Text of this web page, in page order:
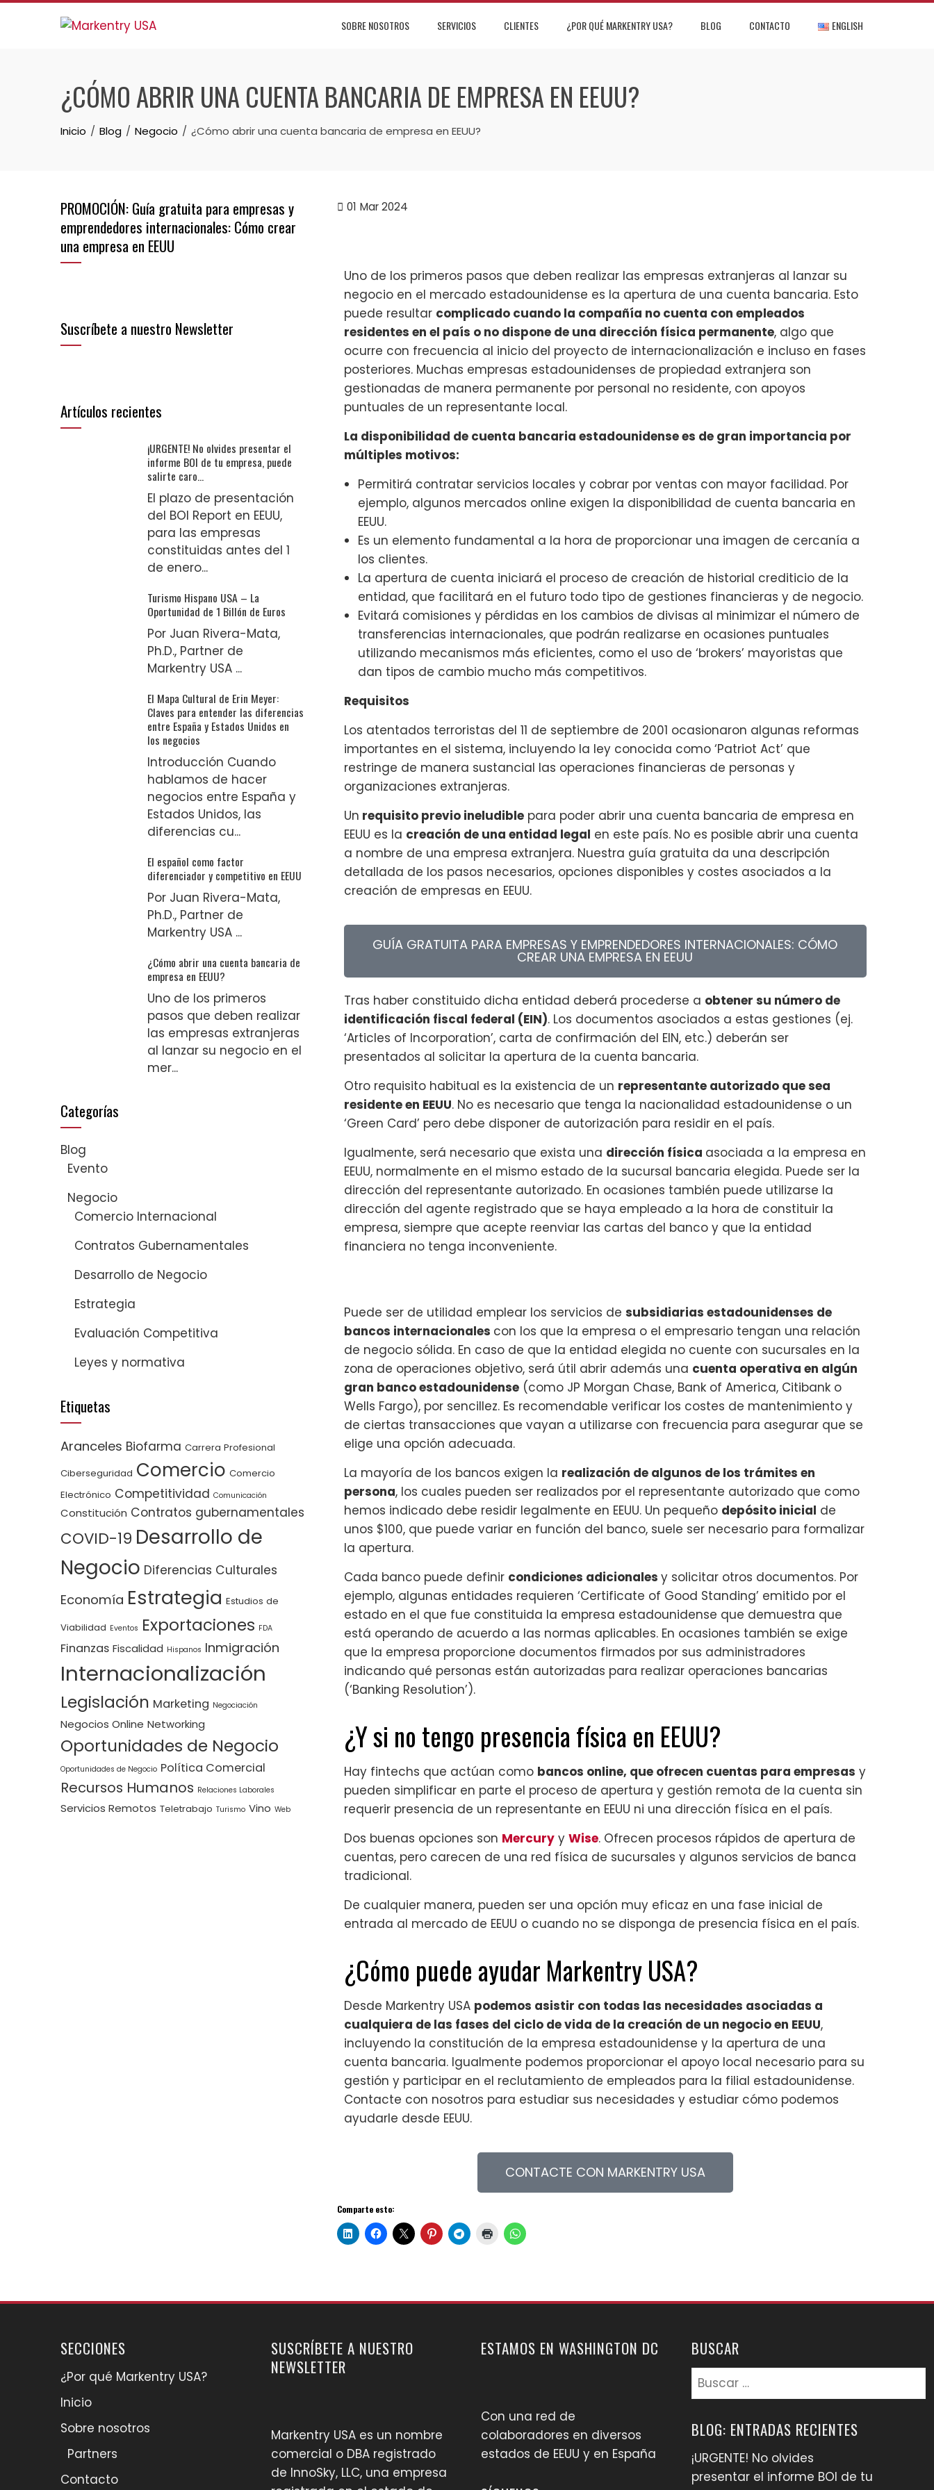
SOBRE NOSOTROS SERVICIOS CLIENTES ¿POR QUÉ MARKENTRY USA? BLOG CONTACTO ENGLISH
¿CÓMO ABRIR UNA CUENTA BANCARIA DE EMPRESA EN EEUU?
Inicio Blog Negocio ¿Cómo abrir una cuenta bancaria de empresa en EEUU?
01 Mar 2024
Uno de los primeros pasos que deben realizar las empresas extranjeras al lanzar su
negocio en el mercado estadounidense es la apertura de una cuenta bancaria. Esto
puede resultar complicado cuando la compañía no cuenta con empleados
residentes en el país o no dispone de una dirección física permanente, algo que
ocurre con frecuencia al inicio del proyecto de internacionalización e incluso en fases
posteriores. Muchas empresas estadounidenses de propiedad extranjera son
gestionadas de manera permanente por personal no residente, con apoyos
puntuales de un representante local.
La disponibilidad de cuenta bancaria estadounidense es de gran importancia por
múltiples motivos:
Permitirá contratar servicios locales y cobrar por ventas con mayor facilidad. Por
ejemplo, algunos mercados online exigen la disponibilidad de cuenta bancaria en
EEUU.
Es un elemento fundamental a la hora de proporcionar una imagen de cercanía a
los clientes.
La apertura de cuenta iniciará el proceso de creación de historial crediticio de la
entidad, que facilitará en el futuro todo tipo de gestiones financieras y de negocio.
Evitará comisiones y pérdidas en los cambios de divisas al minimizar el número de
transferencias internacionales, que podrán realizarse en ocasiones puntuales
utilizando mecanismos más eficientes, como el uso de ‘brokers’ mayoristas que
dan tipos de cambio mucho más competitivos.
Requisitos
Los atentados terroristas del 11 de septiembre de 2001 ocasionaron algunas reformas
importantes en el sistema, incluyendo la ley conocida como ‘Patriot Act’ que
restringe de manera sustancial las operaciones financieras de personas y
organizaciones extranjeras.
Un requisito previo ineludiblepara poder abrir una cuenta bancaria de empresa en
EEUU es la creación de una entidad legal en este país. No es posible abrir una cuenta
a nombre de una empresa extranjera. Nuestra guía gratuita da una descripción
detallada de los pasos necesarios, opciones disponibles y costes asociados a la
creación de empresas en EEUU.
GUÍA GRATUITA PARA EMPRESAS Y EMPRENDEDORES INTERNACIONALES: CÓMO
CREAR UNA EMPRESA EN EEUU
Tras haber constituido dicha entidad deberá procederse a obtener su número de
identificación fiscal federal (EIN). Los documentos asociados a estas gestiones (ej.
‘Articles of Incorporation’, carta de confirmación del EIN, etc.) deberán ser
presentados al solicitar la apertura de la cuenta bancaria.
Otro requisito habitual es la existencia de un representante autorizado que sea
residente en EEUU. No es necesario que tenga la nacionalidad estadounidense o un
‘Green Card’ pero debe disponer de autorización para residir en el país.
Igualmente, será necesario que exista una dirección física asociada a la empresa en
EEUU, normalmente en el mismo estado de la sucursal bancaria elegida. Puede ser la
dirección del representante autorizado. En ocasiones también puede utilizarse la
dirección del agente registrado que se haya empleado a la hora de constituir la
empresa, siempre que acepte reenviar las cartas del banco y que la entidad
financiera no tenga inconveniente.
Puede ser de utilidad emplear los servicios de subsidiarias estadounidenses de
bancos internacionales con los que la empresa o el empresario tengan una relación
de negocio sólida. En caso de que la entidad elegida no cuente con sucursales en la
zona de operaciones objetivo, será útil abrir además una cuenta operativa en algún
gran banco estadounidense(como JP Morgan Chase, Bank of America, Citibank o
Wells Fargo), por sencillez. Es recomendable verificar los costes de mantenimiento y
de ciertas transacciones que vayan a utilizarse con frecuencia para asegurar que se
elige una opción adecuada.
La mayoría de los bancos exigen la realización de algunos de los trámites en
persona, los cuales pueden ser realizados por el representante autorizado que como
hemos indicado debe residir legalmente en EEUU. Un pequeño depósito inicial de
unos $100, que puede variar en función del banco, suele ser necesario para formalizar
la apertura.
Cada banco puede definir condiciones adicionales y solicitar otros documentos. Por
ejemplo, algunas entidades requieren ‘Certificate of Good Standing’ emitido por el
estado en el que fue constituida la empresa estadounidense que demuestra que
está operando de acuerdo a las normas aplicables. En ocasiones también se exige
que la empresa proporcione documentos firmados por sus administradores
indicando qué personas están autorizadas para realizar operaciones bancarias
(‘Banking Resolution’).
¿Y si no tengo presencia física en EEUU?
Hay fintechs que actúan como bancos online, que ofrecen cuentas para empresas y
pueden simplificar en parte el proceso de apertura y gestión remota de la cuenta sin
requerir presencia de un representante en EEUU ni una dirección física en el país.
Dos buenas opciones son Mercuryy Wise. Ofrecen procesos rápidos de apertura de
cuentas, pero carecen de una red física de sucursales y algunos servicios de banca
tradicional.
De cualquier manera, pueden ser una opción muy eficaz en una fase inicial de
entrada al mercado de EEUU o cuando no se disponga de presencia física en el país.
¿Cómo puede ayudar Markentry USA?
Desde Markentry USA podemos asistir con todas las necesidades asociadas a
cualquiera de las fases del ciclo de vida de la creación de un negocio en EEUU,
incluyendo la constitución de la empresa estadounidense y la apertura de una
cuenta bancaria. Igualmente podemos proporcionar el apoyo local necesario para su
gestión y participar en el reclutamiento de empleados para la filial estadounidense.
Contacte con nosotros para estudiar sus necesidades y estudiar cómo podemos
ayudarle desde EEUU.
CONTACTE CON MARKENTRY USA
Comparte esto:
PROMOCIÓN: Guía gratuita para empresas y
emprendedores internacionales: Cómo crear
una empresa en EEUU
Suscríbete a nuestro Newsletter
Artículos recientes
¡URGENTE! No olvides presentar el
informe BOI de tu empresa, puede
salirte caro…
El plazo de presentación
del BOI Report en EEUU,
para las empresas
constituidas antes del 1
de enero...
Turismo Hispano USA – La
Oportunidad de 1 Billón de Euros
Por Juan Rivera-Mata,
Ph.D., Partner de
Markentry USA ...
El Mapa Cultural de Erin Meyer:
Claves para entender las diferencias
entre España y Estados Unidos en
los negocios
Introducción Cuando
hablamos de hacer
negocios entre España y
Estados Unidos, las
diferencias cu...
El español como factor
diferenciador y competitivo en EEUU
Por Juan Rivera-Mata,
Ph.D., Partner de
Markentry USA ...
¿Cómo abrir una cuenta bancaria de
empresa en EEUU?
Uno de los primeros
pasos que deben realizar
las empresas extranjeras
al lanzar su negocio en el
mer...
Categorías
Blog
Evento
Negocio
Comercio Internacional
Contratos Gubernamentales
Desarrollo de Negocio
Estrategia
Evaluación Competitiva
Leyes y normativa
Etiquetas
Aranceles Biofarma Carrera Profesional
Ciberseguridad Comercio Comercio
Electrónico Competitividad Comunicación
Constitución Contratos gubernamentales
COVID-19 Desarrollo de
Negocio Diferencias Culturales
Economía Estrategia Estudios de
Viabilidad Eventos Exportaciones FDA
Finanzas Fiscalidad Hispanos Inmigración
Internacionalización
Legislación Marketing Negociación
Negocios Online Networking
Oportunidades de Negocio
Oportunidades de Negocio Política Comercial
Recursos Humanos Relaciones Laborales
Servicios Remotos Teletrabajo Turismo Vino Web
SECCIONES
¿Por qué Markentry USA?
Inicio
Sobre nosotros
Partners
Contacto
SUSCRÍBETE A NUESTRO
NEWSLETTER
Markentry USA es un nombre
comercial o DBA registrado
de InnoSky, LLC, una empresa
ESTAMOS EN WASHINGTON DC
Con una red de
colaboradores en diversos
estados de EEUU y en España
BUSCAR
BLOG: ENTRADAS RECIENTES
¡URGENTE! No olvides
presentar el informe BOI de tu